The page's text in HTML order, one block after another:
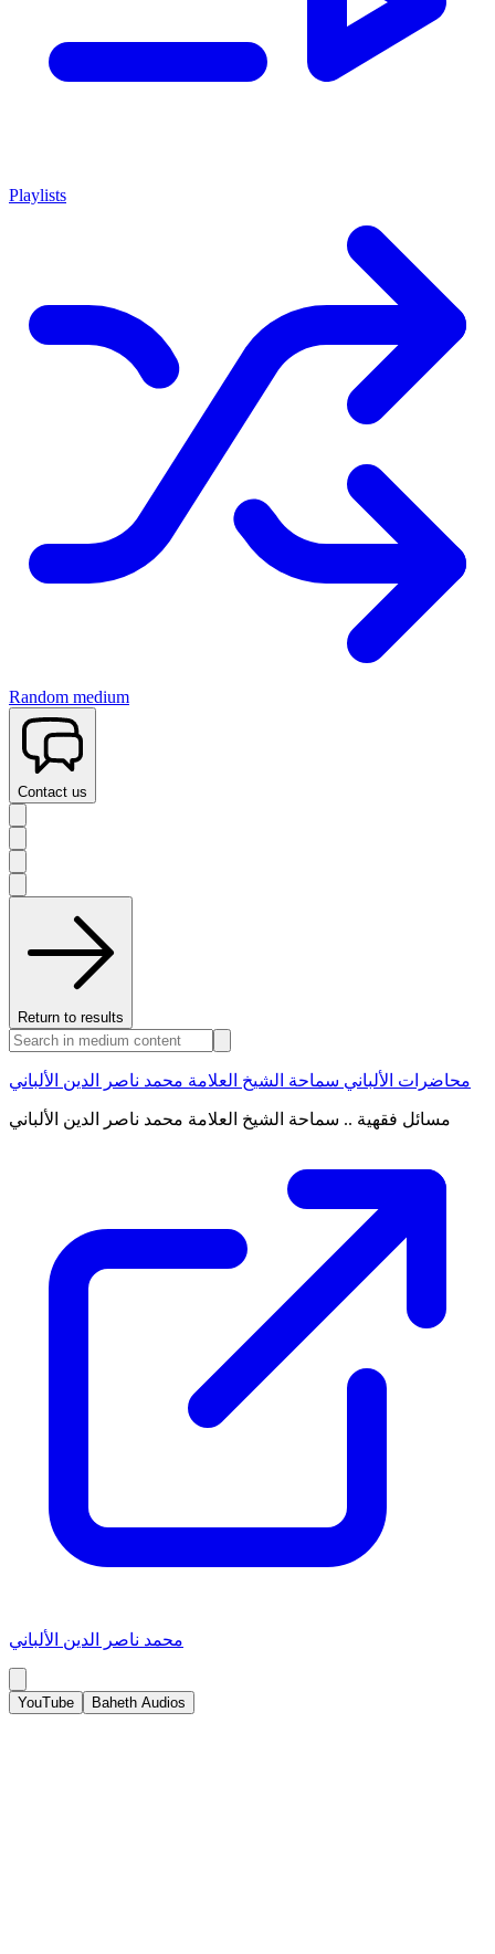
Playlists
Random medium
Contact us
Return to results
محاضرات الألباني سماحة الشيخ العلامة محمد ناصر الدين الألباني
مسائل فقهية .. سماحة الشيخ العلامة محمد ناصر الدين الألباني
محمد ناصر الدين الألباني
YouTube Baheth Audios